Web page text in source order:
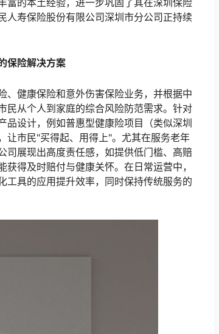
人寿保险股份有限公司深圳市分公司正持续
保险解决方案
、健康保险和意外伤害保险业务，并根据中
民从个人到家庭的综合风险防范需求。针对
品设计，例如普惠型健康险项目（类似深圳
让市民"买得起、用得上"。尤其在服务老年
司展现出高度责任感，如提供低门槛、高赔
得及时赔付与健康关怀。在日常运营中，
工具的应用提升效率，同时保持传统服务的